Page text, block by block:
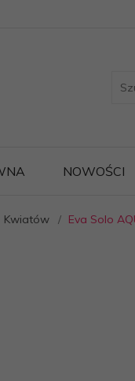
NOWOŚCI
Kwiatów Eva Solo